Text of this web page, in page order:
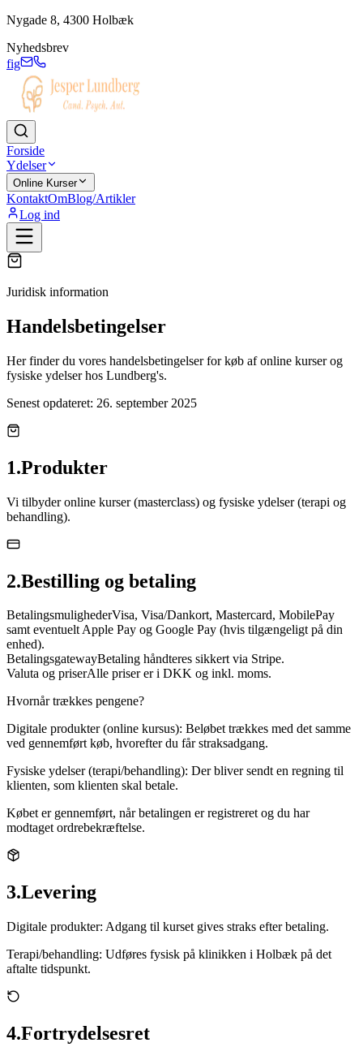
Nygade 8, 4300 Holbæk
Nyhedsbrev
fig
Forside
Ydelser
Online Kurser
KontaktOmBlog/Artikler
Log ind
Juridisk information
Handelsbetingelser
Her finder du vores handelsbetingelser for køb af online kurser og
fysiske ydelser hos Lundberg's.
Senest opdateret: 26. september 2025
1.Produkter
Vi tilbyder online kurser (masterclass) og fysiske ydelser (terapi og
behandling).
2.Bestilling og betaling
BetalingsmulighederVisa, Visa/Dankort, Mastercard, MobilePay
samt eventuelt Apple Pay og Google Pay (hvis tilgængeligt på din
enhed).
BetalingsgatewayBetaling håndteres sikkert via Stripe.
Valuta og priserAlle priser er i DKK og inkl. moms.
Hvornår trækkes pengene?
Digitale produkter (online kursus): Beløbet trækkes med det samme
ved gennemført køb, hvorefter du får straksadgang.
Fysiske ydelser (terapi/behandling): Der bliver sendt en regning til
klienten, som klienten skal betale.
Købet er gennemført, når betalingen er registreret og du har
modtaget ordrebekræftelse.
3.Levering
Digitale produkter: Adgang til kurset gives straks efter betaling.
Terapi/behandling: Udføres fysisk på klinikken i Holbæk på det
aftalte tidspunkt.
4.Fortrydelsesret